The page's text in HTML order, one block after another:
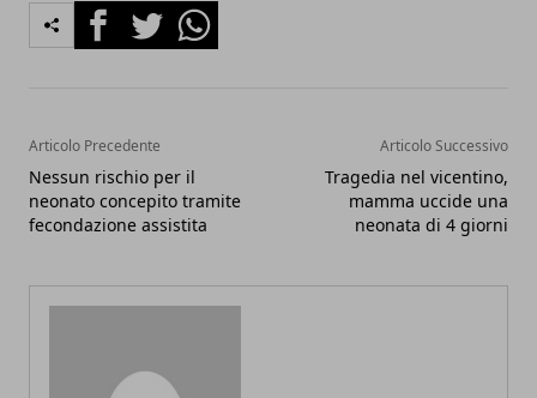
FacebookTwitterWhatsapp
Articolo Precedente
Nessun rischio per il
neonato concepito tramite
fecondazione assistita
Articolo Successivo
Tragedia nel vicentino,
mamma uccide una
neonata di 4 giorni